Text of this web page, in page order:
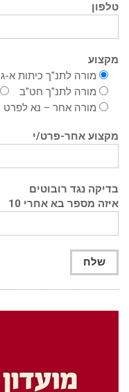
טלפון
מקצוע
מורה לתנ"ך כיתות א-ג
מורה לתנ"ך חט"ב
מורה אחר – נא לפרט
מקצוע אחר-פרט/י
בדיקה נגד רובוטים
איזה מספר בא אחרי 10